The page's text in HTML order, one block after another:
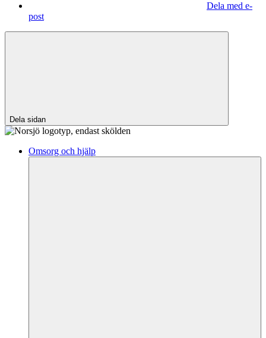
Dela med e-
post
Dela sidan
Omsorg och hjälp